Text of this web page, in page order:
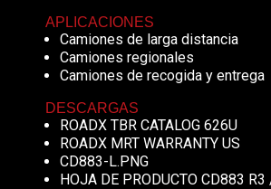
APLICACIONES
Camiones de larga distancia
Camiones regionales
Camiones de recogida y entrega
DESCARGAS
ROADX TBR CATALOG 626U
ROADX MRT WARRANTY US
CD883-L.PNG
HOJA DE PRODUCTO CD883